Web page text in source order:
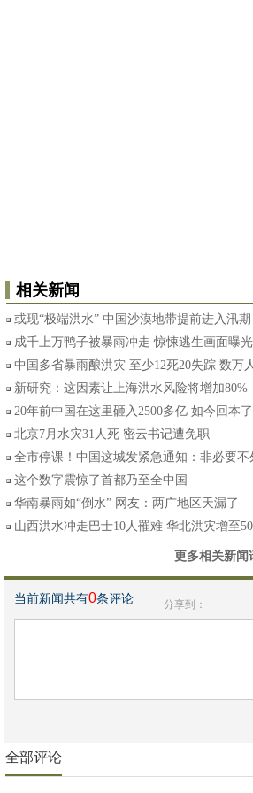
相关新闻
或现“极端洪水” 中国沙漠地带提前进入汛期
成千上万鸭子被暴雨冲走 惊悚逃生画面曝光
中国多省暴雨酿洪灾 至少12死20失踪 数万
新研究：这因素让上海洪水风险将增加80%
20年前中国在这里砸入2500多亿 如今回本
北京7月水灾31人死 密云书记遭免职
全市停课！中国这城发紧急通知：非必要不
这个数字震惊了首都乃至全中国
华南暴雨如“倒水” 网友：两广地区天漏了
山西洪水冲走巴士10人罹难 华北洪灾增至
更多相关新闻
当前新闻共有0条评论 分享到：
全部评论